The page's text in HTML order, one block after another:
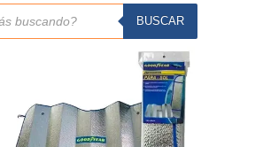
BUSCAR